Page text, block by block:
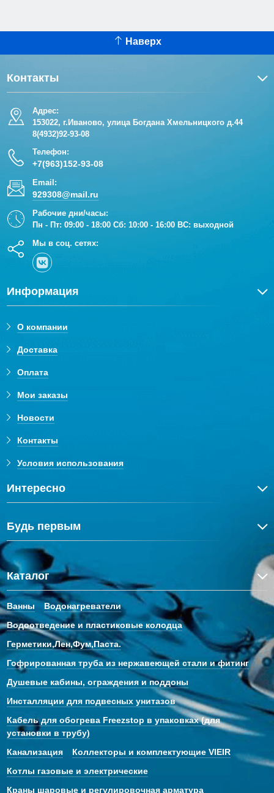
Наверх
Контакты
Адрес:
153022, г.Иваново, улица Богдана Хмельницкого д.44
8(4932)92-93-08
Телефон:
+7(963)152-93-08
Email:
929308@mail.ru
Рабочие дни/часы:
Пн - Пт: 09:00 - 18:00 Сб: 10:00 - 16:00 ВС: выходной
Мы в соц. сетях:
Информация
О компании
Доставка
Оплата
Мои заказы
Новости
Контакты
Условия использования
Интересно
Будь первым
Каталог
Ванны
Водонагреватели
Водоотведение и пластиковые колодца
Герметики,Лен,Фум,Паста.
Гофрированная труба из нержавеющей стали и фитинг
Душевые кабины, ограждения и поддоны
Инсталляции для подвесных унитазов
Кабель для обогрева Freezstop в упаковках (для
установки в трубу)
Канализация
Коллекторы и комплектующие VIEIR
Котлы газовые и электрические
Краны шаровые и регулировочная арматура